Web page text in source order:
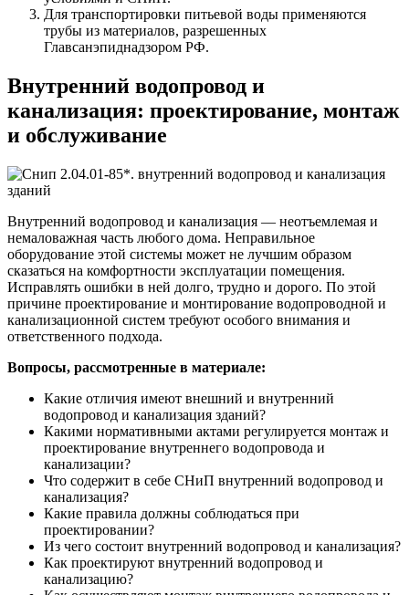
Для транспортировки питьевой воды применяются
трубы из материалов, разрешенных
Главсанэпиднадзором РФ.
Внутренний водопровод и
канализация: проектирование, монтаж
и обслуживание
Внутренний водопровод и канализация — неотъемлемая и
немаловажная часть любого дома. Неправильное
оборудование этой системы может не лучшим образом
сказаться на комфортности эксплуатации помещения.
Исправлять ошибки в ней долго, трудно и дорого. По этой
причине проектирование и монтирование водопроводной и
канализационной систем требуют особого внимания и
ответственного подхода.
Вопросы, рассмотренные в материале:
Какие отличия имеют внешний и внутренний
водопровод и канализация зданий?
Какими нормативными актами регулируется монтаж и
проектирование внутреннего водопровода и
канализации?
Что содержит в себе СНиП внутренний водопровод и
канализация?
Какие правила должны соблюдаться при
проектировании?
Из чего состоит внутренний водопровод и канализация?
Как проектируют внутренний водопровод и
канализацию?